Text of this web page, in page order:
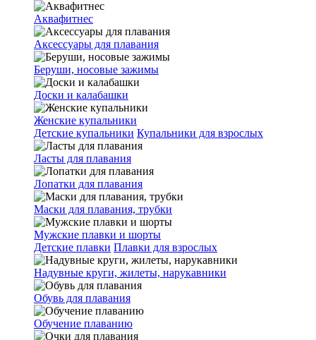
Аквафитнес
Аксессуары для плавания
Беруши, носовые зажимы
Доски и калабашки
Женские купальники
Детские купальники Купальники для взрослых
Ласты для плавания
Лопатки для плавания
Маски для плавания, трубки
Мужские плавки и шорты
Детские плавки Плавки для взрослых
Надувные круги, жилеты, нарукавники
Обувь для плавания
Обучение плаванию